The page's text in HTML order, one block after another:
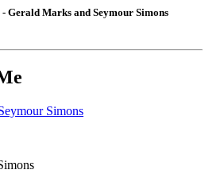
Marks and Seymour Simons
Simons